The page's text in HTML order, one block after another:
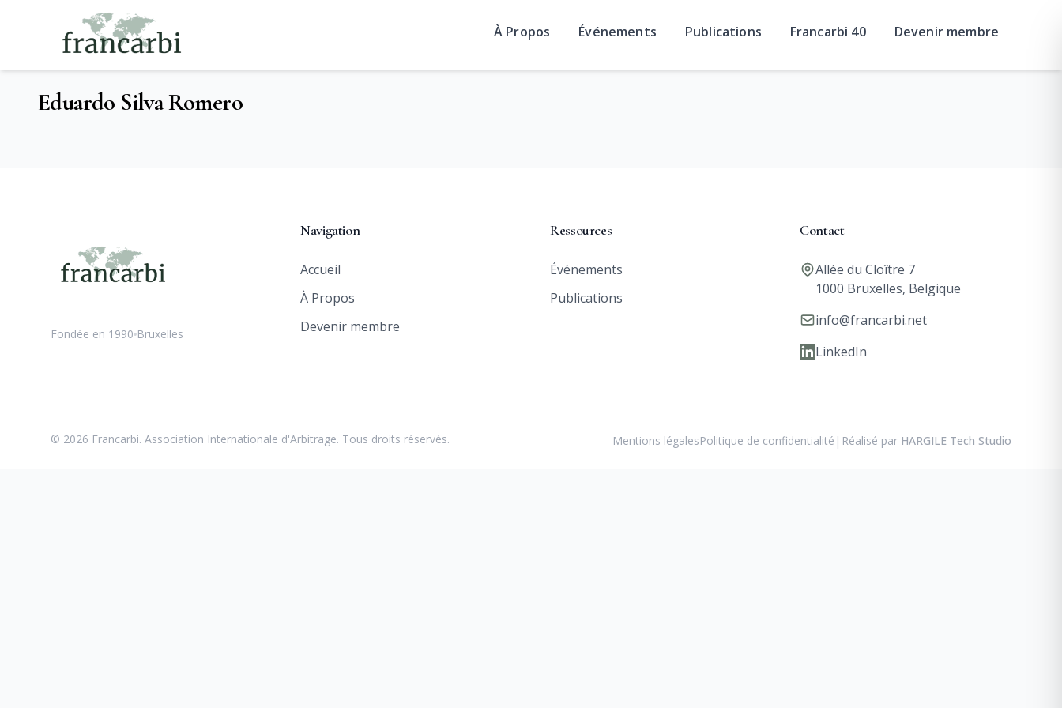
À Propos Événements Publications Francarbi 40 Devenir membre
Eduardo Silva Romero
Fondée en 1990 Bruxelles
Navigation
Accueil
À Propos
Devenir membre
Ressources
Événements
Publications
Contact
Allée du Cloître 7
1000 Bruxelles, Belgique
info@francarbi.net
LinkedIn
© 2026 Francarbi. Association Internationale d'Arbitrage. Tous droits réservés. Mentions légalesPolitique de confidentialité | Réalisé par HARGILE Tech Studio